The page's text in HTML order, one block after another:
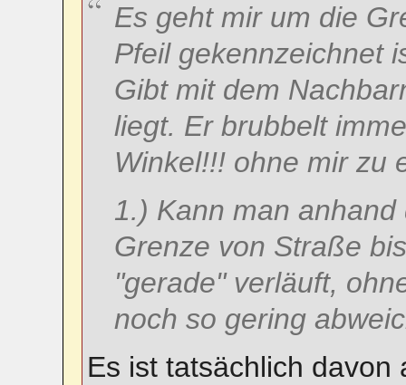
Es geht mir um die
Pfeil gekennzeichnet
Gibt mit dem
liegt. Er brubbelt
Winkel!!! ohne mir zu
1.) Kann man
Grenze von Straße
"gerade" verläuft,
noch so gering
Es ist tatsächlich